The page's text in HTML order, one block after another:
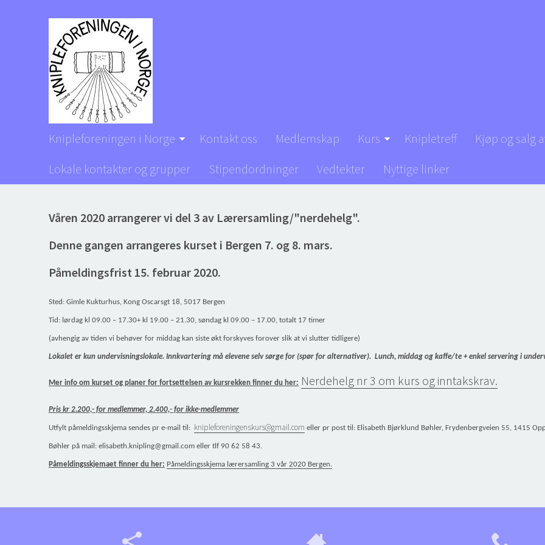
Knipleforeningen i Norge Kontakt oss Medlemskap Kurs Knipletreff
Kjøp og salg
Lokale kontakter og grupper
Stipendordninger Vedtekter Nyttige linker
Våren 2020 arrangerer vi del 3 av Lærersamling/"nerdehelg".
Denne gangen arrangeres kurset i Bergen 7. og 8. mars.
Påmeldingsfrist 15. februar 2020.
Sted: Gimle Kukturhus, Kong Oscarsgt 18, 5017 Bergen
Tid: lørdag kl 09.00 – 17.30+ kl 19.00 – 21.30, søndag kl 09.00 – 17.00, totalt 17 timer
(avhengig av tiden vi behøver for middag kan siste økt forskyves forover slik at vi slutter tidligere)
Lokalet er kun undervisningslokale. Innkvartering må elevene selv sørge for (spør for alternativer). Lunch, middag og kaffe/te + enkel servering i
Mer info om kurset og planer for fortsettelsen av kursrekken finner du her: Nerdehelg nr 3 om kurs og inntakskrav.
Pris kr 2.200,- for medlemmer, 2.400,- for ikke-medlemmer
Utfylt påmeldingsskjema sendes pr e-mail til: knipleforeningenskurs@gmail.com eller pr post til: Elisabeth Bjørklund Bøhler, Frydenbergveien 55, 1415
Bøhler på mail: elisabeth.knipling@gmail.com eller tlf 90 62 58 43.
Påmeldingsskjemaet finner du her: Påmeldingsskjema lærersamling 3 vår 2020 Bergen.